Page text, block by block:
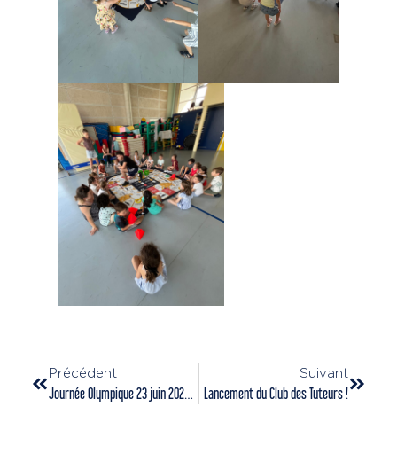
Précédent Suivant
Lancement du Club des Tuteurs !